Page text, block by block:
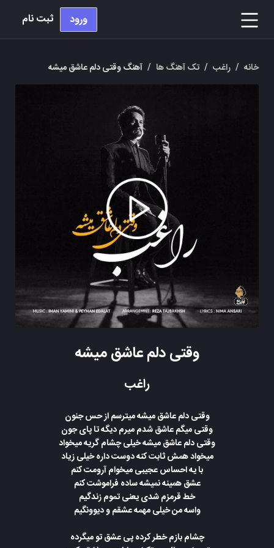
ورود ثبت نام
خانه / راغب / تک آهنگ ها / آهنگ وقتی دلم عاشق میشه
وقتی دلم عاشق میشه
راغب
وقتی دلم عاشق میشه میترسم از حس جنون
وقتی میگم عاشق شدم میرم دیگه تا پای جون
وقتی دلم عاشق میشه خیلی چشام گریه میخواد
میخواد همش ثابت کنه دوست داره خیلی زیاد
با یه احساس عجیبی میخوام آرومت کنم
عشق همینه نمیشه ساده فراموشت کنم
خط قرمزم شدی یعنی تموم زندگیم
واسه من خیلی مهمه عشقم و دیوونگیم
چشام بازم خطر کرده پی عشق تو میگرده